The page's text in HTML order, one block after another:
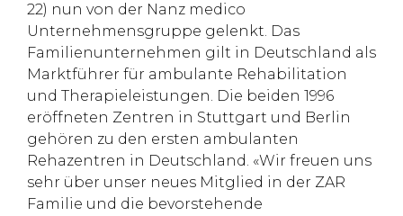
22) nun von der Nanz medico
Unternehmensgruppe gelenkt. Das
Familienunternehmen gilt in Deutschland als
Marktführer für ambulante Rehabilitation
und Therapieleistungen. Die beiden 1996
eröffneten Zentren in Stuttgart und Berlin
gehören zu den ersten ambulanten
Rehazentren in Deutschland. «Wir freuen uns
sehr über unser neues Mitglied in der ZAR
Familie und die bevorstehende